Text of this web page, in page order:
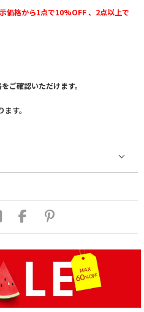
価格から1点で10%OFF 、2点以上で
ご確認いただけます。
す。